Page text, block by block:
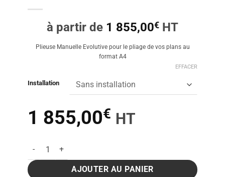
à partir de 1 855,00€ HT
Plieuse Manuelle Evolutive pour le pliage de vos plans au
format A4
Installation
EFFACER
1 855,00€ HT
quantité de Plieuse de plans manuelle Sinus
AJOUTER AU PANIER